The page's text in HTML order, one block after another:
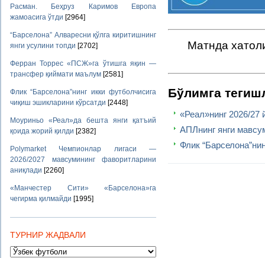
Расман. Беҳруз Каримов Европа
жамоасига ўтди [2964]
“Барселона” Алваресни қўлга киритишнинг
янги усулини топди [2702]
Ферран Торрес «ПСЖ»га ўтишга яқин —
трансфер қиймати маълум [2581]
Флик “Барселона”нинг икки футболчисига
чиқиш эшикларини кўрсатди [2448]
Моуриньо «Реал»да бешта янги қатъий
қоида жорий қилди [2382]
Polymarket Чемпионлар лигаси —
2026/2027 мавсумининг фаворитларини
аниқлади [2260]
«Манчестер Сити» «Барселона»га
чегирма қилмайди [1995]
ТУРНИР ЖАДВАЛИ
Матнда
Бўлимга
«Реал»нинг 2026/
АПЛнинг янги
Флик